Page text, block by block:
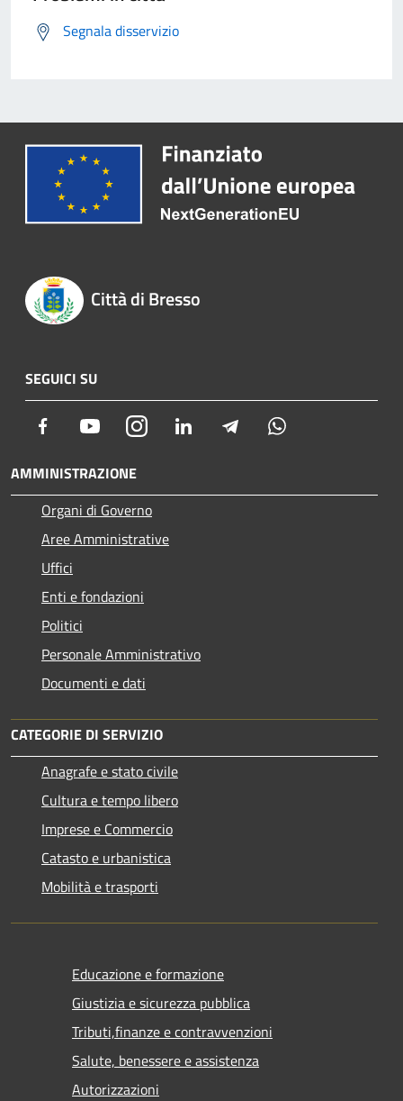
Segnala disservizio
Città di Bresso
SEGUICI SU
Facebook YoutubeInstagram LinkedIn Telegram
AMMINISTRAZIONE
Organi di Governo
Aree Amministrative
Uffici
Enti e fondazioni
Politici
Personale Amministrativo
Documenti e dati
CATEGORIE DI SERVIZIO
Anagrafe e stato civile
Cultura e tempo libero
Imprese e Commercio
Catasto e urbanistica
Mobilità e trasporti
Educazione e formazione
Giustizia e sicurezza pubblica
Tributi,finanze e contravvenzioni
Salute, benessere e assistenza
Autorizzazioni